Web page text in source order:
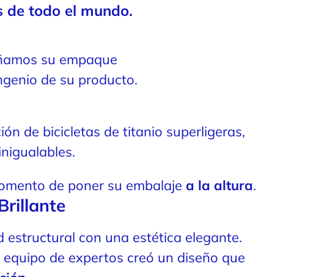
de todo el mundo.
su empaque
de su producto.
de bicicletas de titanio superligeras,
de poner su embalaje a la altura.
con una estética elegante.
de expertos creó un diseño que